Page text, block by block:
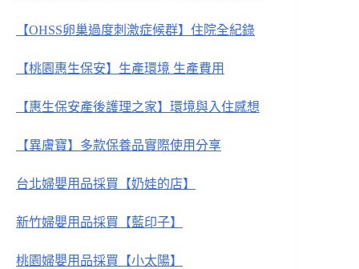
【OHSS卵巢過度刺激症候群】住院全紀錄
【桃園惠生保安】生產環境 生產費用
【惠生保安產後護理之家】環境與入住感想
【異膚寶】多款保養品實際使用分享
台北婦嬰用品採買【奶娃的店】
新竹婦嬰用品採買【藍印子】
桃園婦嬰用品採買【小太陽】